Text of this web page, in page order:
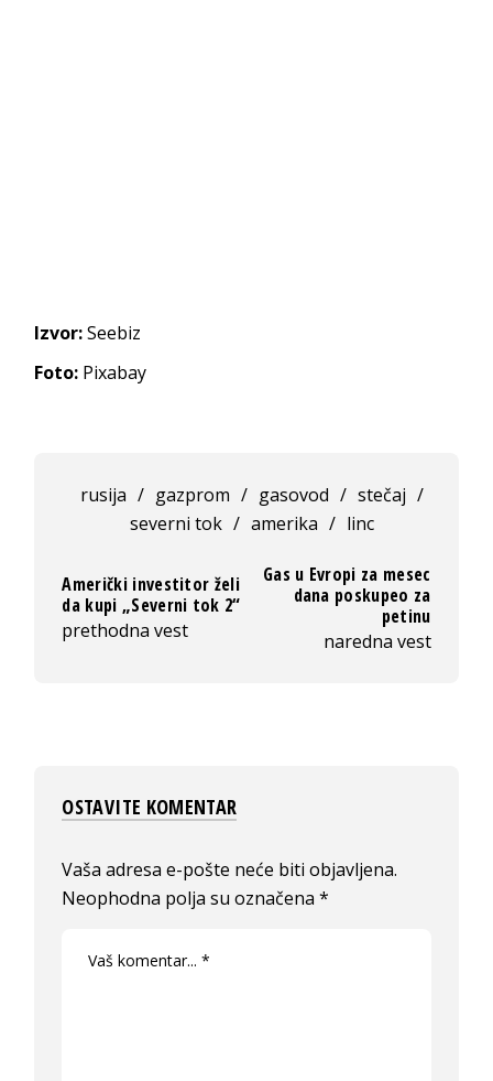
Izvor:Seebiz
Foto: Pixabay
rusija / gazprom / gasovod / stečaj /
severni tok / amerika / linc
Američki investitor želi
da kupi „Severni tok 2“
prethodna vest
Gas u Evropi za mesec
dana poskupeo za
petinu
naredna vest
OSTAVITE KOMENTAR
Vaša adresa e-pošte neće biti objavljena.
Neophodna polja su označena*